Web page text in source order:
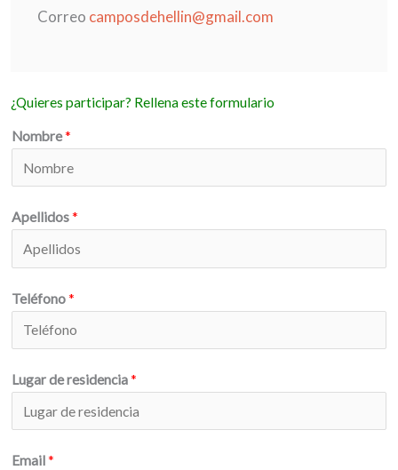
Correo camposdehellin@gmail.com
¿Quieres participar? Rellena este formulario
Nombre*
Apellidos*
Teléfono*
Lugar de residencia*
Email*